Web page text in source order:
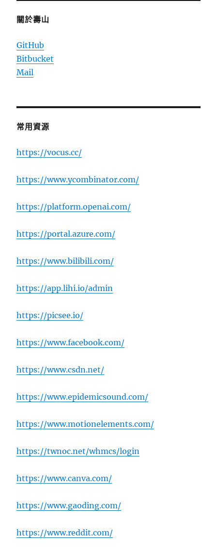
關於壽山
GitHub
Bitbucket
Mail
常用資源
https://vocus.cc/
https://www.ycombinator.com/
https://platform.openai.com/
https://portal.azure.com/
https://www.bilibili.com/
https://app.lihi.io/admin
https://picsee.io/
https://www.facebook.com/
https://www.csdn.net/
https://www.epidemicsound.com/
https://www.motionelements.com/
https://twnoc.net/whmcs/login
https://www.canva.com/
https://www.gaoding.com/
https://www.reddit.com/